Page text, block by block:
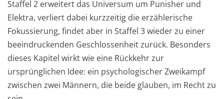
Staffel 2 erweitert das Universum um Punisher und
Elektra, verliert dabei kurzzeitig die erzählerische
Fokussierung, findet aber in Staffel 3 wieder zu einer
beeindruckenden Geschlossenheit zurück. Besonders
dieses Kapitel wirkt wie eine Rückkehr zur
ursprünglichen Idee: ein psychologischer Zweikampf
zwischen zwei Männern, die beide glauben, im Recht zu